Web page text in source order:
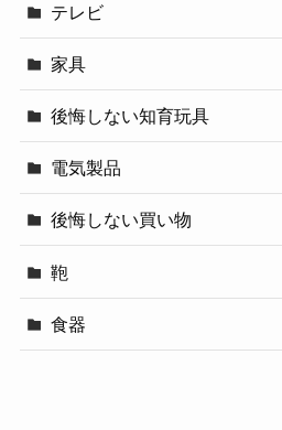
テレビ
家具
後悔しない知育玩具
電気製品
後悔しない買い物
鞄
食器